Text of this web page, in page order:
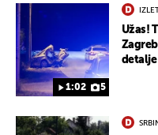
1:02 5
Užas!
detalje